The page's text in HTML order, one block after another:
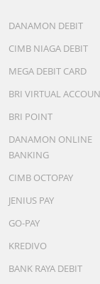
DANAMON DEBIT
CIMB NIAGA DEBIT
MEGA DEBIT CARD
BRI VIRTUAL
BRI POINT
DANAMON ONLINE
BANKING
CIMB OCTOPAY
JENIUS PAY
GO-PAY
KREDIVO
BANK RAYA DEBIT